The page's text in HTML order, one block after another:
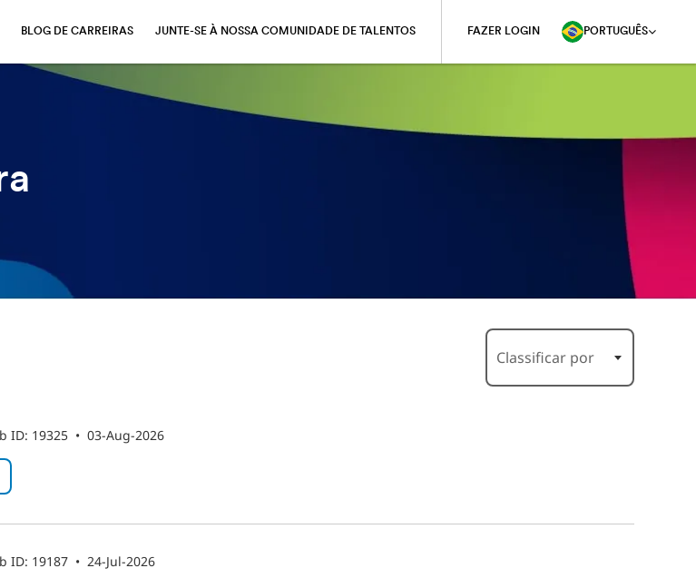
BLOG DE CARREIRAS JUNTE-SE À NOSSA COMUNIDADE DE TALENTOS FAZER LOGIN PORTUGUÊS
Classificar por
ID: 19325 • 03-Aug-2026
ID: 19187 • 24-Jul-2026